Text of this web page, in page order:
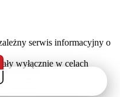
serwis informacyjny o
wyłącznie w celach